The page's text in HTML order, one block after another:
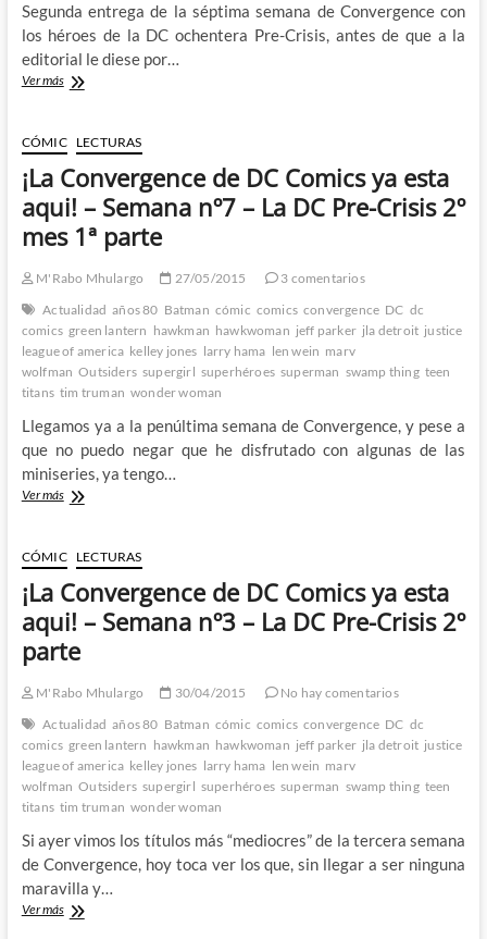
Segunda entrega de la séptima semana de Convergence con
los héroes de la DC ochentera Pre-Crisis, antes de que a la
editorial le diese por…
Ver más¡La
DC
Comics
ya
esta
aqui!
–
Semana
nº7
La
DC
Pre-
Crisis
2º
2ª
parte
CÓMIC LECTURAS
¡La Convergence de DC Comics ya esta
aqui! – Semana nº7 – La DC Pre-Crisis 2º
mes 1ª parte
M'Rabo Mhulargo 27/05/2015
3 comentarios
Actualidad años 80 Batman cómic comics convergence DC dc
comics green lantern hawkman hawkwoman jeff parker jla detroit justice
league of america kelley jones larry hama len wein marv
wolfman Outsiders supergirl superhéroes superman swamp thing teen
titans tim truman wonder woman
Llegamos ya a la penúltima semana de Convergence, y pese a
que no puedo negar que he disfrutado con algunas de las
miniseries, ya tengo…
Ver más¡La
DC
Comics
ya
esta
aqui!
–
nº7
La
DC
Pre-
Crisis
2º
1ª
parte
CÓMIC LECTURAS
¡La Convergence de DC Comics ya esta
aqui! – Semana nº3 – La DC Pre-Crisis 2º
parte
M'Rabo Mhulargo 30/04/2015
No hay comentarios
Actualidad años 80 Batman cómic comics convergence DC dc
comics green lantern hawkman hawkwoman jeff parker jla detroit justice
league of america kelley jones larry hama len wein marv
wolfman Outsiders supergirl superhéroes superman swamp thing teen
titans tim truman wonder woman
Si ayer vimos los títulos más “mediocres” de la tercera semana
de Convergence, hoy toca ver los que, sin llegar a ser ninguna
maravilla y…
Ver más¡La